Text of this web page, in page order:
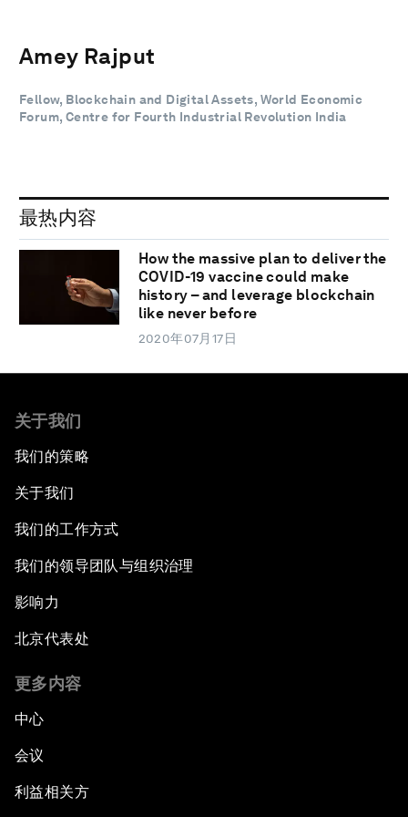
Amey Rajput
Fellow, Blockchain and Digital Assets, World Economic
Forum, Centre for Fourth Industrial Revolution India
最热内容
How the massive plan to deliver the
COVID-19 vaccine could make
history – and leverage blockchain
like never before
2020年07月17日
关于我们
我们的策略
关于我们
我们的工作方式
我们的领导团队与组织治理
影响力
北京代表处
更多内容
中心
会议
利益相关方